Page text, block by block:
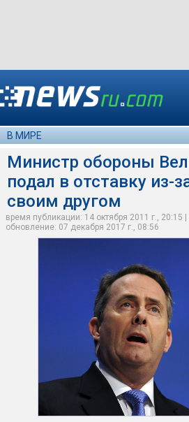
В МИРЕ
Министр обороны
подал в отставку из-
своим другом
время публикации: 14 октября 2011 г., 20:15
обновление: 07 декабря 2017 г., 08:56